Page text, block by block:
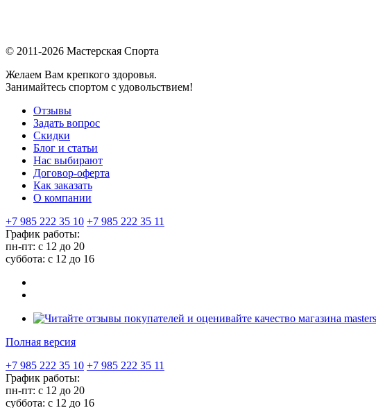
© 2011-2026 Мастерская Спорта
Желаем Вам крепкого здоровья.
Занимайтесь спортом с удовольствием!
Отзывы
Задать вопрос
Скидки
Блог и статьи
Нас выбирают
Договор-оферта
Как заказать
О компании
+7 985 222 35 10 +7 985 222 35 11
График работы:
пн-пт: с 12 до 20
суббота: c 12 до 16
Полная версия
+7 985 222 35 10 +7 985 222 35 11
График работы:
пн-пт: с 12 до 20
суббота: c 12 до 16